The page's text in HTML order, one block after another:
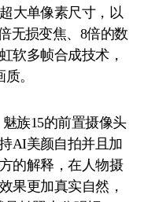
大单像素尺寸，以
无损变焦、8倍的数
软多帧合成技术，
。
族15的前置摄像头
AI美颜自拍并且加
的解释，在人物摄
果更加真实自然，